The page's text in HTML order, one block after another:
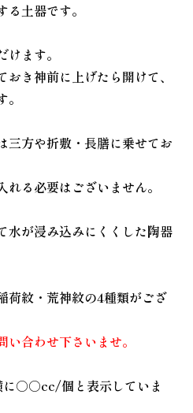
土器です。
ます。
き神前に上げたら開けて、
三方や折敷・長膳に乗せてお
る必要はございません。
水が浸み込みにくくした陶器
荷紋・荒神紋の4種類がござ
合わせ下さいませ。
に○○cc/個と表示していま